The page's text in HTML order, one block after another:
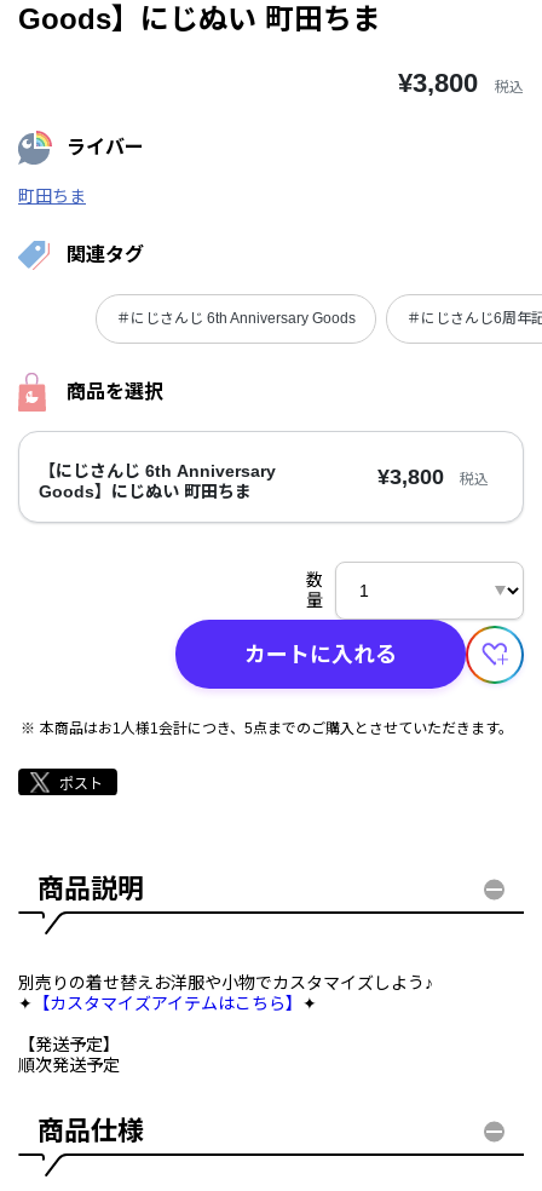
Goods】にじぬい 町田ちま
¥3,800 税込
ライバー
町田ちま
関連タグ
＃にじさんじ 6th Anniversary Goods ＃にじさんじ6周年
商品を選択
【にじさんじ 6th Anniversary
Goods】にじぬい 町田ちま
¥3,800 税込
数
量
カートに入れる
本商品はお1人様1会計につき、5点までのご購入とさせていただきます。
商品説明
別売りの着せ替えお洋服や小物でカスタマイズしよう♪
✦ 【カスタマイズアイテムはこちら】 ✦
【発送予定】
順次発送予定
商品仕様